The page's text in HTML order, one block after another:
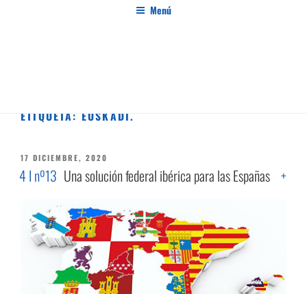
Menú
ETIQUETA: EUSKADI.
PUBLICADO
EL
17 DICIEMBRE, 2020
4 I nº13 Una solución federal ibérica para las Españas +